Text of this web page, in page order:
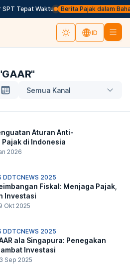
Tepat Waktu Berita Pajak dalam
ID
GAAR"
Semua Kanal
Aturan Anti-
di Indonesia
2026
DDTCNEWS 2025
Fiskal: Menjaga Pajak,
Investasi
Okt 2025
DDTCNEWS 2025
ala Singapura: Penegakan
Investasi
Sep 2025